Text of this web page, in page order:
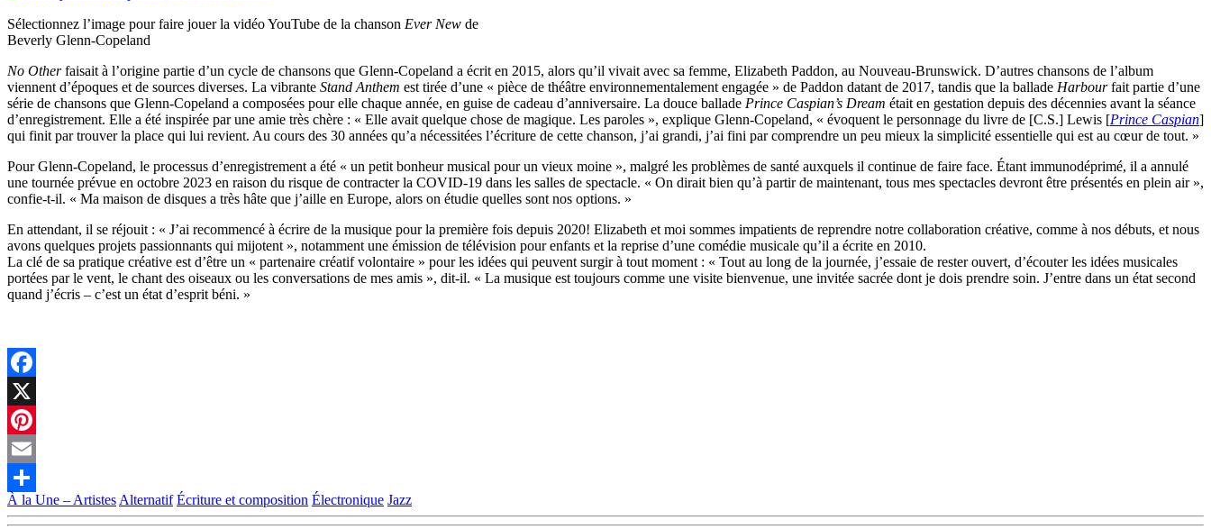
Sélectionnez l’image pour faire jouer la vidéo YouTube de la chanson Ever New de
Beverly Glenn-Copeland
No Otherfaisait à l’origine partie d’un cycle de chansons que Glenn-Copeland a écrit en 2015, alors qu’il vivait avec sa femme, Elizabeth Paddon, au Nouveau-Brunswick. D’autres chansons de l’album
viennent d’époques et de sources diverses. La vibrante Stand Anthem est tirée d’une « pièce de théâtre environnementalement engagée » de Paddon datant de 2017, tandis que la ballade Harbourfait partie d’une
série de chansons que Glenn-Copeland a composées pour elle chaque année, en guise de cadeau d’anniversaire. La douce ballade Prince Caspian’s Dream était en gestation depuis des décennies avant la séance
d’enregistrement. Elle a été inspirée par une amie très chère : « Elle avait quelque chose de magique. Les paroles », explique Glenn-Copeland, « évoquent le personnage du livre de [C.S.] Lewis [Prince Caspian]
qui finit par trouver la place qui lui revient. Au cours des 30 années qu’a nécessitées l’écriture de cette chanson, j’ai grandi, j’ai fini par comprendre un peu mieux la simplicité essentielle qui est au cœur de tout. »
Pour Glenn-Copeland, le processus d’enregistrement a été « un petit bonheur musical pour un vieux moine », malgré les problèmes de santé auxquels il continue de faire face. Étant immunodéprimé, il a annulé
une tournée prévue en octobre 2023 en raison du risque de contracter la COVID-19 dans les salles de spectacle. « On dirait bien qu’à partir de maintenant, tous mes spectacles devront être présentés en plein air »,
confie-t-il. « Ma maison de disques a très hâte que j’aille en Europe, alors on étudie quelles sont nos options. »
En attendant, il se réjouit : « J’ai recommencé à écrire de la musique pour la première fois depuis 2020! Elizabeth et moi sommes impatients de reprendre notre collaboration créative, comme à nos débuts, et nous
avons quelques projets passionnants qui mijotent », notamment une émission de télévision pour enfants et la reprise d’une comédie musicale qu’il a écrite en 2010.
La clé de sa pratique créative est d’être un « partenaire créatif volontaire » pour les idées qui peuvent surgir à tout moment : « Tout au long de la journée, j’essaie de rester ouvert, d’écouter les idées musicales
portées par le vent, le chant des oiseaux ou les conversations de mes amis », dit-il. « La musique est toujours comme une visite bienvenue, une invitée sacrée dont je dois prendre soin. J’entre dans un état second
quand j’écris – c’est un état d’esprit béni. »
Facebook
X
Pinterest
Email
Partager
À la Une – Artistes Alternatif Écriture et composition Électronique Jazz